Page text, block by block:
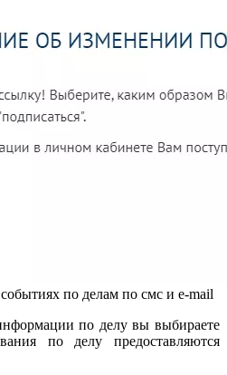
по делам по смс и e-mail
по делу вы выбираете
по делу предоставляются